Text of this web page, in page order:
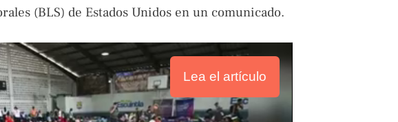
(BLS) de Estados Unidos en un comunicado.
Lea el artículo